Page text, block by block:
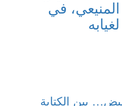
في
بين الكتابة